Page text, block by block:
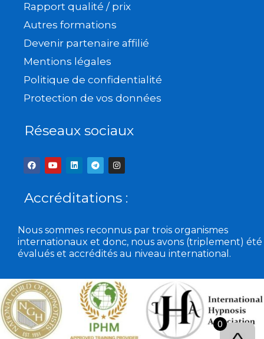
Rapport qualité / prix
Autres formations
Devenir partenaire affilié
Mentions légales
Politique de confidentialité
Protection de vos données
Réseaux sociaux
F
a
c
b
o
Y
o
u
u
b
L
i
e
d
T
e
l
g
r
I
n
s
a
g
m
Accréditations :
Nous sommes reconnus par trois organismes
internationaux et donc, nous avons (triplement) été
évalués et accrédités au niveau international.
0